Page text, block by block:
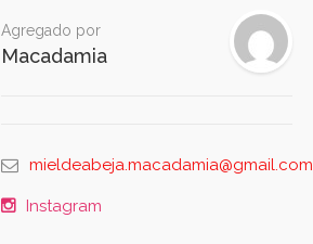
Agregado por
Macadamia
mieldeabeja.macadamia@gmail.com
Instagram